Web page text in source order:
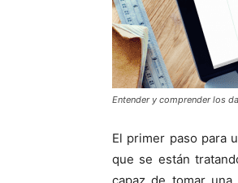
Entender y comprender los
El primer paso para
que se están